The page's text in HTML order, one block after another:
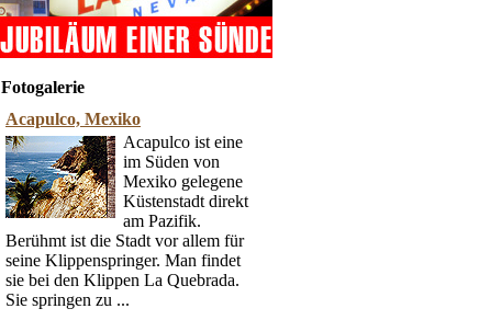
Fotogalerie
Acapulco, Mexiko
Acapulco ist eine
im Süden von
Mexiko gelegene
Küstenstadt direkt
am Pazifik.
Berühmt ist die Stadt vor allem für
seine Klippenspringer. Man findet
sie bei den Klippen La Quebrada.
Sie springen zu ...